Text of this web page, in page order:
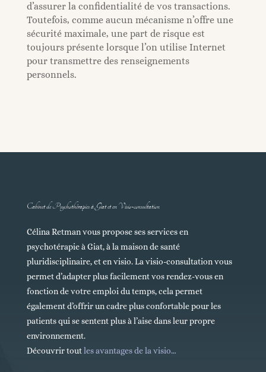
d’assurer la confidentialité de vos transactions.
Toutefois, comme aucun mécanisme n’offre une
sécurité maximale, une part de risque est
toujours présente lorsque l’on utilise Internet
pour transmettre des renseignements
personnels.
Cabinet de Psychothérapies à Giat et en Visio-consultation
Célina Retman vous propose ses services en
psychotérapie à Giat, à la maison de santé
pluridisciplinaire, et en visio. La visio-consultation vous
permet d’adapter plus facilement vos rendez-vous en
fonction de votre emploi du temps, cela permet
également d’offrir un cadre plus confortable pour les
patients qui se sentent plus à l’aise dans leur propre
environnement.
Découvrir toutles avantages de la visio…